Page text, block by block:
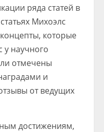
ряда статей в
Михоэлс
которые
у научного
отмечены
и
от ведущих
достижениям,